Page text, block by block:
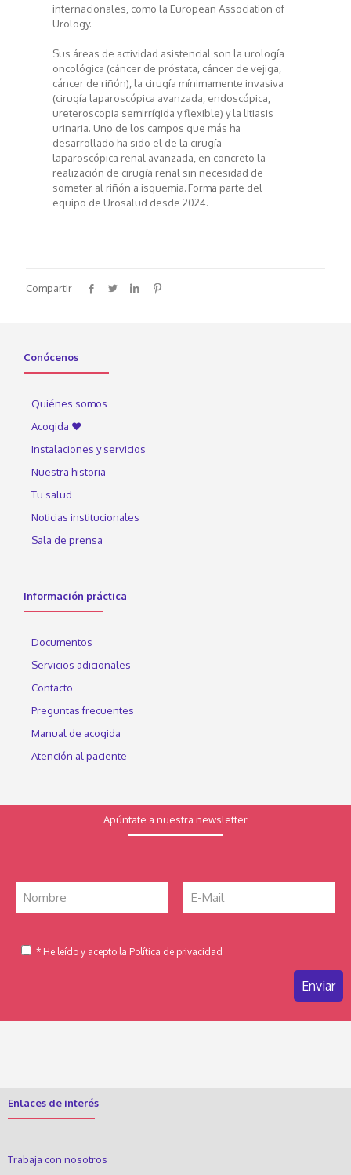
internacionales, como la European Association of
Urology.
Sus áreas de actividad asistencial son la urología
oncológica (cáncer de próstata, cáncer de vejiga,
cáncer de riñón), la cirugía mínimamente invasiva
(cirugía laparoscópica avanzada, endoscópica,
ureteroscopia semirrígida y flexible) y la litiasis
urinaria. Uno de los campos que más ha
desarrollado ha sido el de la cirugía
laparoscópica renal avanzada, en concreto la
realización de cirugía renal sin necesidad de
someter al riñón a isquemia. Forma parte del
equipo de Urosalud desde 2024.
Compartir
Conócenos
Quiénes somos
Acogida ♥
Instalaciones y servicios
Nuestra historia
Tu salud
Noticias institucionales
Sala de prensa
Información práctica
Documentos
Servicios adicionales
Contacto
Preguntas frecuentes
Manual de acogida
Atención al paciente
Apúntate a nuestra newsletter
* He leído y acepto la Política de privacidad
Enlaces de interés
Trabaja con nosotros